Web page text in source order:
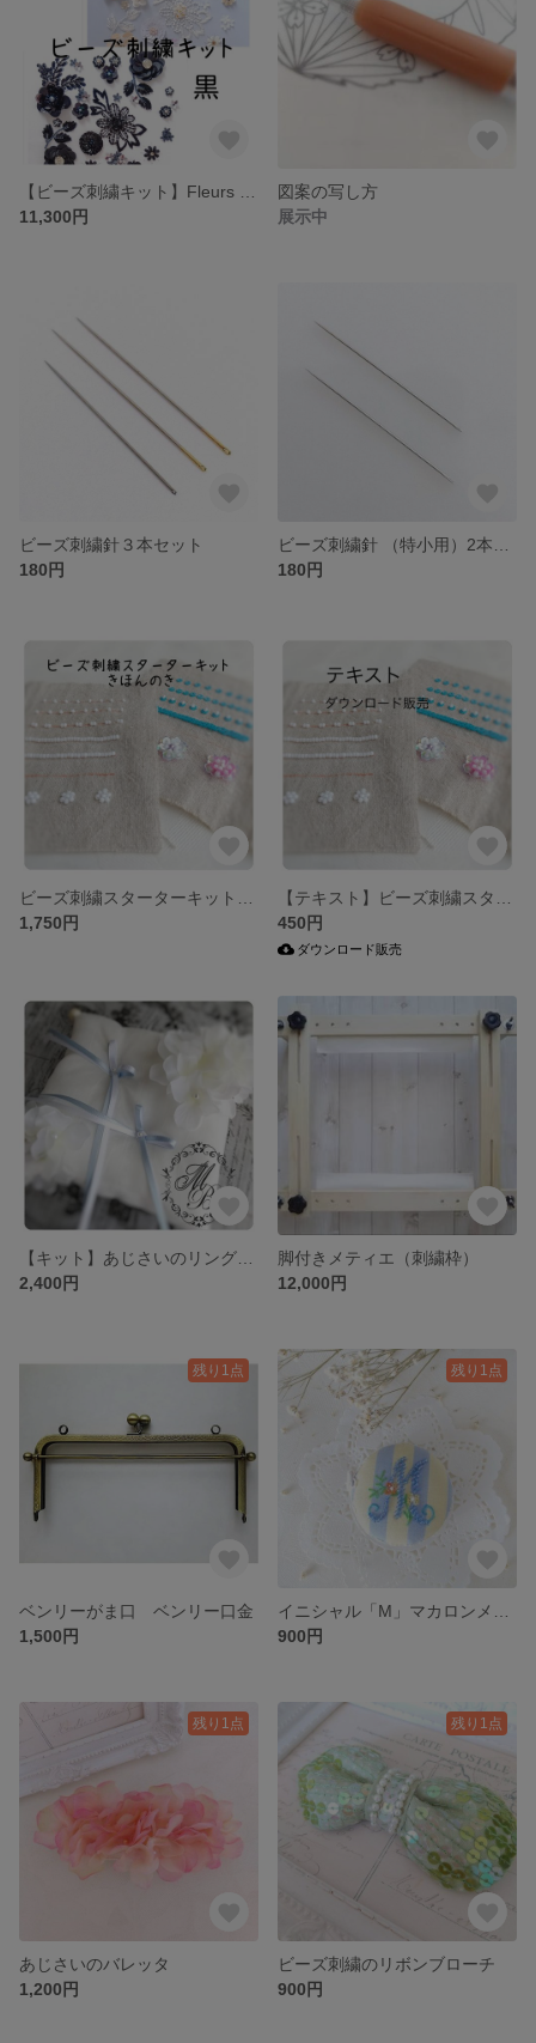
11,300円
図案の写し方
展示中
ビーズ刺繍針３本セット
180円
180円
1,750円
450円
ダウンロード販売
2,400円
脚付きメティエ（刺繍枠）
12,000円
残り1点
ベンリーがま口 ベンリー口金
1,500円
残り1点
900円
残り1点
あじさいのバレッタ
1,200円
残り1点
ビーズ刺繍のリボンブローチ
900円